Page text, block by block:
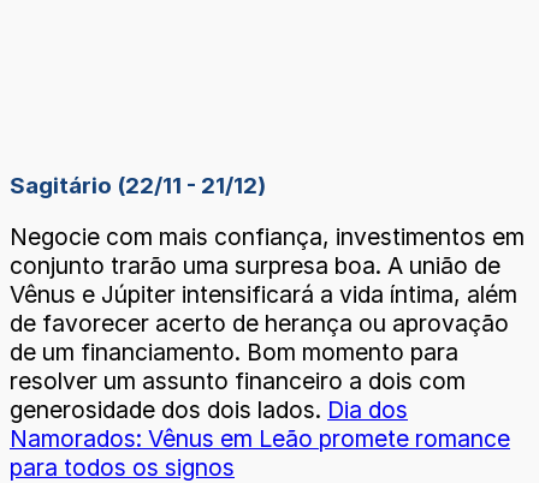
Sagitário (22/11 - 21/12)
Negocie com mais confiança, investimentos em
conjunto trarão uma surpresa boa. A união de
Vênus e Júpiter intensificará a vida íntima, além
de favorecer acerto de herança ou aprovação
de um financiamento. Bom momento para
resolver um assunto financeiro a dois com
generosidade dos dois lados. Dia dos
Namorados: Vênus em Leão promete romance
para todos os signos